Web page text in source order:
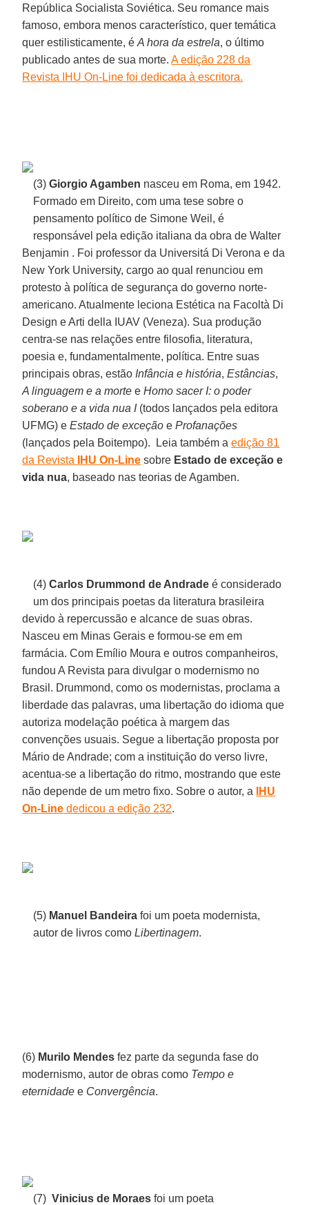
República Socialista Soviética. Seu romance mais
famoso, embora menos característico, quer temática
quer estilisticamente, éA hora da estrela, o último
publicado antes de sua morte.A edição 228 da
Revista IHU On-Line foi dedicada à escritora.
(3)Giorgio Agamben nasceu em Roma, em 1942.
Formado em Direito, com uma tese sobre o
pensamento político de Simone Weil, é
responsável pela edição italiana da obra de Walter
Benjamin . Foi professor da Universitá Di Verona e da
New York University, cargo ao qual renunciou em
protesto à política de segurança do governo norte-
americano. Atualmente leciona Estética na Facoltà Di
Design e Arti della IUAV (Veneza). Sua produção
centra-se nas relações entre filosofia, literatura,
poesia e, fundamentalmente, política. Entre suas
principais obras, estão Infância e história,Estâncias,
A linguagem e a morte eHomo sacer I: o poder
soberano e a vida nua I(todos lançados pela editora
UFMG) eEstado de exceção eProfanações
(lançados pela Boitempo). Leia também aedição 81
da Revista
IHU On-Line sobre Estado de exceção e
vida nua, baseado nas teorias de Agamben.
(4)Carlos Drummond de Andrade é considerado
um dos principais poetas da literatura brasileira
devido à repercussão e alcance de suas obras.
Nasceu em Minas Gerais e formou-se em em
farmácia. Com Emílio Moura e outros companheiros,
fundou A Revista para divulgar o modernismo no
Brasil. Drummond, como os modernistas, proclama a
liberdade das palavras, uma libertação do idioma que
autoriza modelação poética à margem das
convenções usuais. Segue a libertação proposta por
Mário de Andrade; com a instituição do verso livre,
acentua-se a libertação do ritmo, mostrando que este
não depende de um metro fixo. Sobre o autor, a
IHU
On-Line dedicou a edição 232.
(5) Manuel Bandeira foi um poeta modernista,
autor de livros comoLibertinagem.
(6) Murilo Mendes fez parte da segunda fase do
modernismo, autor de obras como Tempo e
eternidade e Convergência.
(7)Vinicius de Moraes foi um poeta